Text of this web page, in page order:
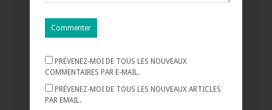
PRÉVENEZ-MOI DE TOUS LES NOUVEAUX
COMMENTAIRES PAR E-MAIL.
PRÉVENEZ-MOI DE TOUS LES NOUVEAUX ARTICLES
PAR EMAIL.